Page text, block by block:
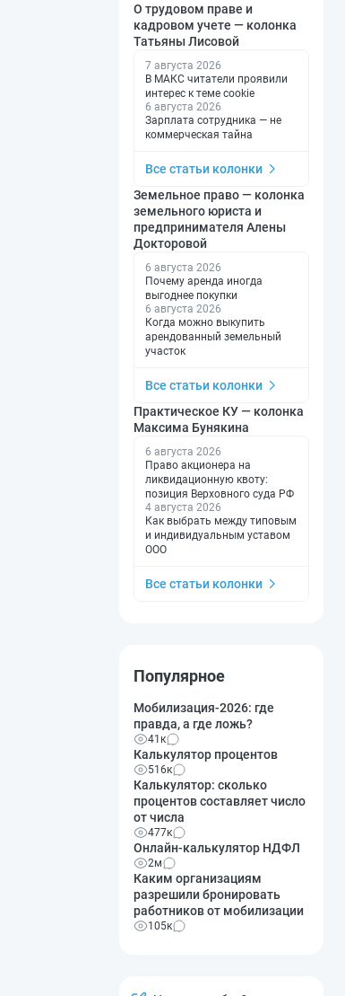
О трудовом праве и
кадровом учете — колонка
Татьяны Лисовой
7 августа 2026
В МАКС читатели проявили
интерес к теме cookie
6 августа 2026
Зарплата сотрудника — не
коммерческая тайна
Все статьи колонки
Земельное право — колонка
земельного юриста и
предпринимателя Алены
Докторовой
6 августа 2026
Почему аренда иногда
выгоднее покупки
6 августа 2026
Когда можно выкупить
арендованный земельный
участок
Все статьи колонки
Практическое КУ — колонка
Максима Бунякина
6 августа 2026
Право акционера на
ликвидационную квоту:
позиция Верховного суда РФ
4 августа 2026
Как выбрать между типовым
и индивидуальным уставом
ООО
Все статьи колонки
Популярное
Мобилизация-2026: где
правда, а где ложь?
41к
Калькулятор процентов
516к
Калькулятор: сколько
процентов составляет число
от числа
477к
Онлайн-калькулятор НДФЛ
2м
Каким организациям
разрешили бронировать
работников от мобилизации
105к